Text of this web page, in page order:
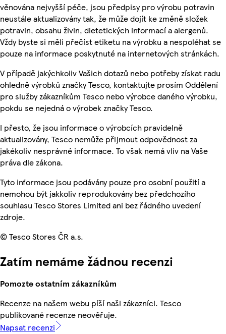
věnována nejvyšší péče, jsou předpisy pro výrobu potravin
neustále aktualizovány tak, že může dojít ke změně složek
potravin, obsahu živin, dietetických informací a alergenů.
Vždy byste si měli přečíst etiketu na výrobku a nespoléhat se
pouze na informace poskytnuté na internetových stránkách.
V případě jakýchkoliv Vašich dotazů nebo potřeby získat radu
ohledně výrobků značky Tesco, kontaktujte prosím Oddělení
pro služby zákazníkům Tesco nebo výrobce daného výrobku,
pokdu se nejedná o výrobek značky Tesco.
I přesto, že jsou informace o výrobcích pravidelně
aktualizovány, Tesco nemůže přijmout odpovědnost za
jakékoliv nesprávné informace. To však nemá vliv na Vaše
práva dle zákona.
Tyto informace jsou podávány pouze pro osobní použití a
nemohou být jakkoliv reprodukovány bez předchozího
souhlasu Tesco Stores Limited ani bez řádného uvedení
zdroje.
© Tesco Stores ČR a.s.
Zatím nemáme žádnou recenzi
Pomozte ostatním zákazníkům
Recenze na našem webu píší naši zákazníci. Tesco
publikované recenze neověřuje.
Napsat recenzi